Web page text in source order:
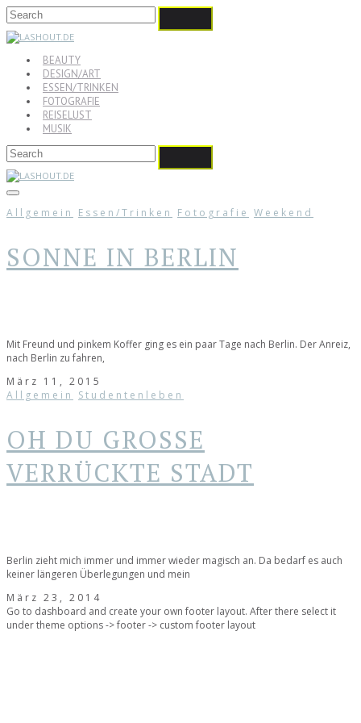
BEAUTY
DESIGN/ART
ESSEN/TRINKEN
FOTOGRAFIE
REISELUST
MUSIK
Allgemein Essen/Trinken Fotografie Weekend
SONNE IN BERLIN
Mit Freund und pinkem Koffer ging es ein paar Tage nach Berlin. Der Anreiz,
nach Berlin zu fahren,
März 11, 2015
Allgemein
Studentenleben
OH DU GROSSE V
ERRÜCKTE STADT
Berlin zieht mich immer und immer wieder magisch an. Da bedarf es auch
keiner längeren Überlegungen und mein
März 23, 2014
Go to dashboard and create your own footer layout. After there select it
under theme options -> footer -> custom footer layout